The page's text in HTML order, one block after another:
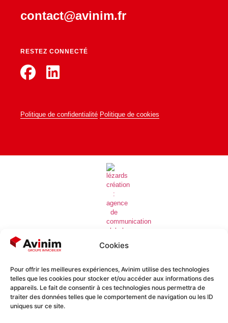
Cookies
Pour offrir les meilleures expériences, Avinim utilise des technologies
telles que les cookies pour stocker et/ou accéder aux informations des
appareils. Le fait de consentir à ces technologies nous permettra de
traiter des données telles que le comportement de navigation ou les ID
uniques sur ce site.
contact@avinim.fr
RESTEZ CONNECTÉ
Politique de confidentialité Politique de cookies
Site réalisé par LézardsCréation